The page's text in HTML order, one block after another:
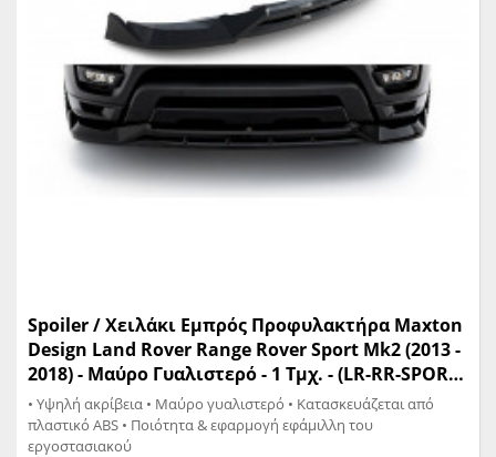
Spoiler / Χειλάκι Εμπρός Προφυλακτήρα Maxton
Design Land Rover Range Rover Sport Mk2 (2013 -
2018) - Μαύρο Γυαλιστερό - 1 Τμχ. - (LR-RR-SPORT-
2-FD1G+FD1RG)
• Υψηλή ακρίβεια • Μαύρο γυαλιστερό • Κατασκευάζεται από
πλαστικό ABS • Ποιότητα & εφαρμογή εφάμιλλη του
εργοστασιακού